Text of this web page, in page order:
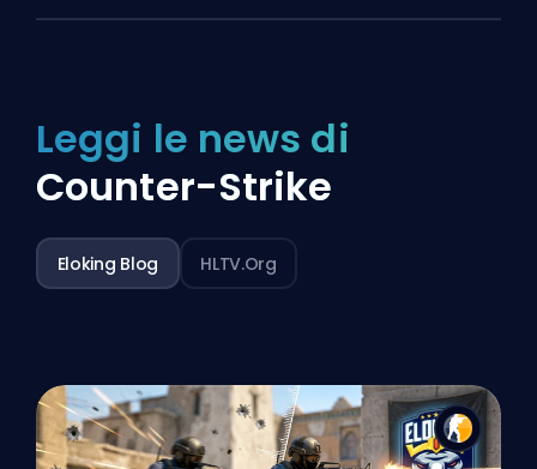
Leggi le news di
Counter-Strike
Eloking Blog HLTV.org